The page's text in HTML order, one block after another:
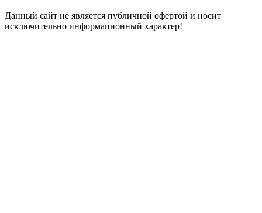
Данный сайт не является публичной офертой и носит
исключительно информационный характер!